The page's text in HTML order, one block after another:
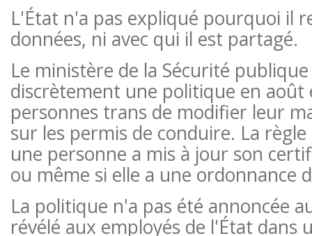
L'État n'a pas expliqué pourquoi il
données, ni avec qui il est partagé.
Le ministère de la Sécurité
discrètement une politique en août
personnes trans de modifier leur
sur les permis de conduire. La
une personne a mis à jour son
ou même si elle a une ordonnance
La politique n'a pas été annoncée
révélé aux employés de l'État dans